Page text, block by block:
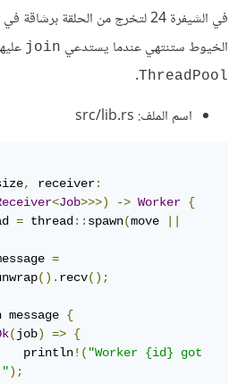
في الشيفرة 24 لتخرج من الحلقة
الخيوط ستنتهي عندما يستدعي join
ThreadPool
.
اسم الملف: src/lib.rs
, receiver:
<Job>>>) -> Worker {
= thread :: spawn(move
let message
=
(). recv();
match message
{
(job) => {
                    println
!( "Worker {id} got
);